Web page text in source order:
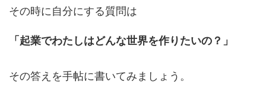
その時に自分にする質問は
「起業でわたしはどんな世界を作りたいの？」
その答えを手帖に書いてみましょう。